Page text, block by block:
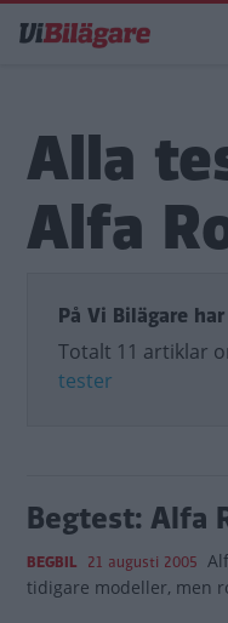
till
Alla
Alfa
På Vi Bilägare
Totalt 11 artiklar
tester
Begtest: Alfa
BEGBIL 21 augusti 2005
tidigare modeller, men